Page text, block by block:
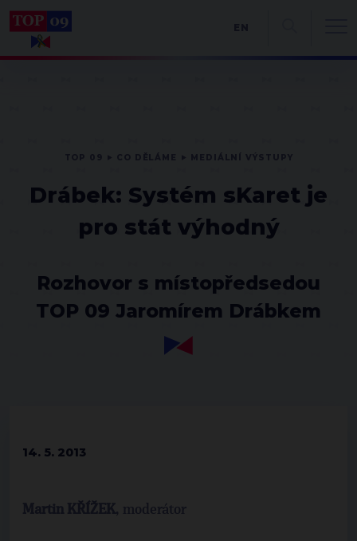
Drábek: Systém sKaret je
pro stát výhodný
Rozhovor s místopředsedou
TOP 09 Jaromírem Drábkem
14. 5. 2013
Martin KŘÍŽEK, moderátor